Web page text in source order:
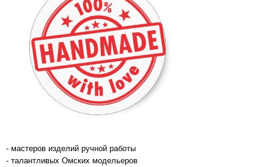
- мастеров изделий ручной работы
- талантливых Омских модельеров